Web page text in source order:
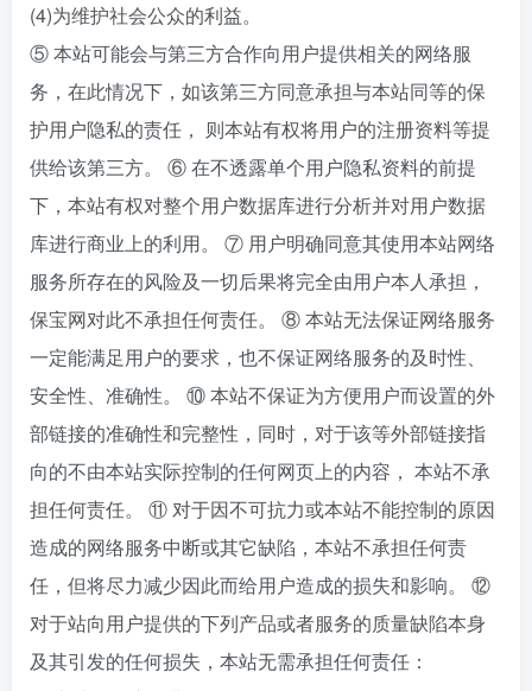
(4)为维护社会公众的利益。
⑤ 本站可能会与第三方合作向用户提供相关的网络服
务，在此情况下，如该第三方同意承担与本站同等的保
护用户隐私的责任， 则本站有权将用户的注册资料等提
供给该第三方。 ⑥ 在不透露单个用户隐私资料的前提
下，本站有权对整个用户数据库进行分析并对用户数据
库进行商业上的利用。 ⑦ 用户明确同意其使用本站网络
服务所存在的风险及一切后果将完全由用户本人承担，
保宝网对此不承担任何责任。 ⑧ 本站无法保证网络服务
一定能满足用户的要求，也不保证网络服务的及时性、
安全性、准确性。 ⑩ 本站不保证为方便用户而设置的外
部链接的准确性和完整性，同时，对于该等外部链接指
向的不由本站实际控制的任何网页上的内容， 本站不承
担任何责任。 ⑪ 对于因不可抗力或本站不能控制的原因
造成的网络服务中断或其它缺陷，本站不承担任何责
任，但将尽力减少因此而给用户造成的损失和影响。 ⑫
对于站向用户提供的下列产品或者服务的质量缺陷本身
及其引发的任何损失，本站无需承担任何责任：